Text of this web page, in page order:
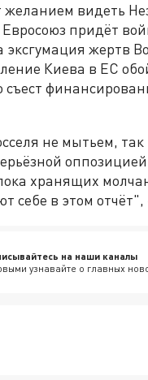
видеть
придёт
жертв
Киева в ЕС
не мытьем,
хранящих
себе в этом
на наши каналы
узнавайте о главных